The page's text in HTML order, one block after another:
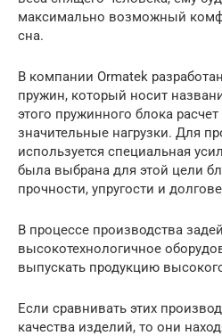
максимально возможный
сна.
В компании Ormatek
пружин, который носит
этого пружинного блока
значительные нагрузки. Для
используется специальная
была выбрана для этой цели
прочности, упругости и
В процессе производства
высокотехнологичное
выпускать продукцию
Если сравнивать этих
качества изделий, то они